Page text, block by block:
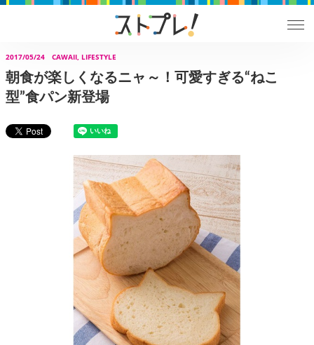
2017/05/24 CAWAII, LIFESTYLE
朝食が楽しくなるニャ～！可愛すぎる“ねこ
型”食パン新登場